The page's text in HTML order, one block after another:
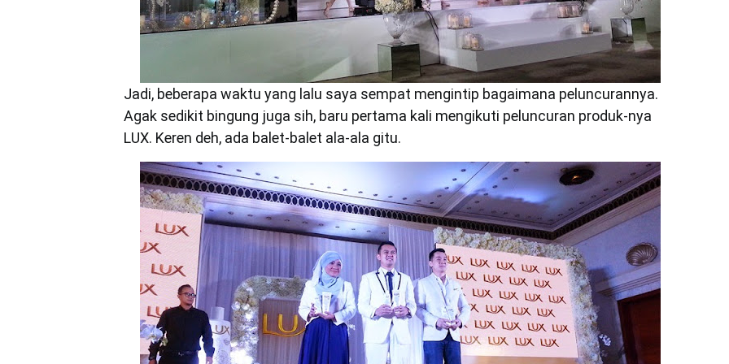
Jadi, beberapa waktu yang lalu saya sempat mengintip bagaimana peluncurannya.
Agak sedikit bingung juga sih, baru pertama kali mengikuti peluncuran produk-nya
LUX. Keren deh, ada balet-balet ala-ala gitu.